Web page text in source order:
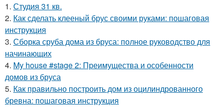
1. Студия 31 кв.
2. Как сделать клееный брус своими руками: пошаговая
инструкция
3. Сборка сруба дома из бруса: полное руководство для
начинающих
4. My house #stage 2: Преимущества и особенности
домов из бруса
5. Как правильно построить дом из оцилиндрованного
бревна: пошаговая инструкция